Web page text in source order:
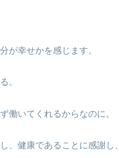
が幸せかを感じます。
。
働いてくれるからなのに。
、健康であることに感謝し、